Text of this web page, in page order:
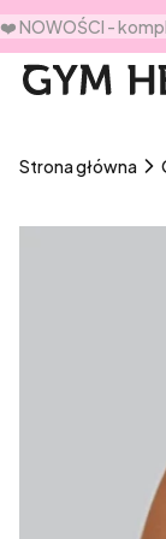
❤️ NOWOŚCI -
Strona główna